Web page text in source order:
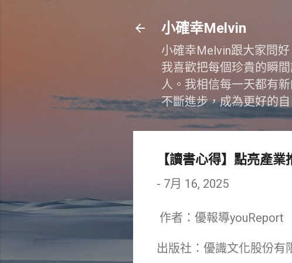
小確幸Melvin
小確幸Melvin跟大家問
我喜歡把每個珍貴的瞬
人。我相信每一天都有
不斷進步，成為更好的
【讀書心得】點亮產業
- 7月 16, 2025
作者：優報導youReport
出版社：優識文化股份有